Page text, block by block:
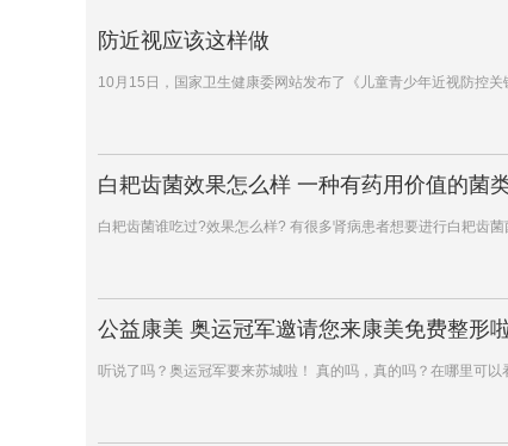
防近视应该这样做
10月15日，国家卫生健康委网站发布了《儿童青少年近视防控
白耙齿菌效果怎么样 一种有药用价值的菌
白耙齿菌谁吃过?效果怎么样? 有很多肾病患者想要进行白耙齿
公益康美 奥运冠军邀请您来康美免费整形啦
听说了吗？奥运冠军要来苏城啦！ 真的吗，真的吗？在哪里可